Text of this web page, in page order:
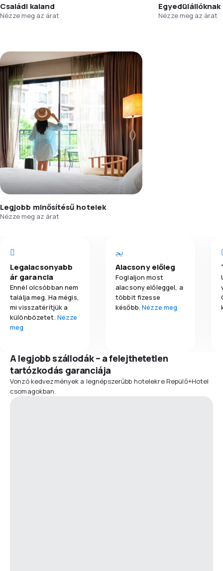
Családi kaland
Nézze meg az árat
Egyedülállóknak
Nézze meg az árat
Legjobb minősítésű hotelek
Nézze meg az árat
Legalacsonyabb
ár garancia
Ennél olcsóbban nem
találja meg. Ha mégis,
mi visszatérítjük a
különbözetet. Nézze
meg
Alacsony előleg
Foglaljon most
alacsony előleggel, a
többit fizesse
később.Nézze meg
A legjobb szállodák – a felejthetetlen
tartózkodás garanciája
Vonzó kedvezmények a legnépszerűbb hotelekre Repülő+Hotel
csomagokban.